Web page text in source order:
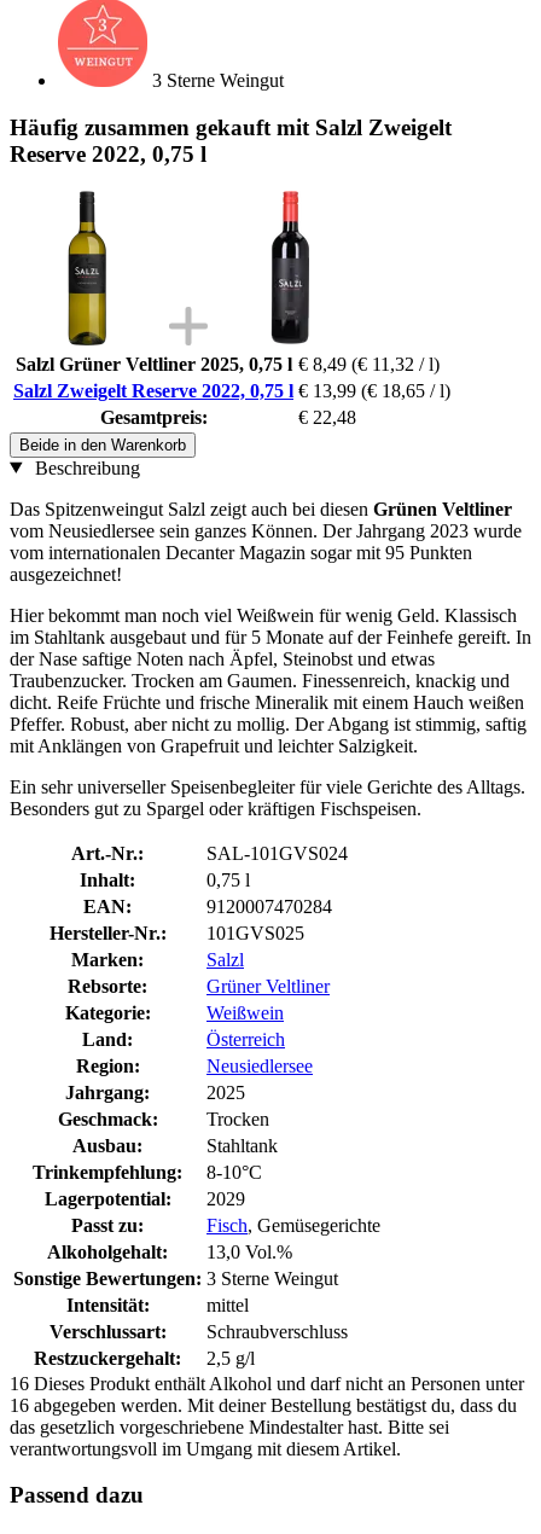
3 Sterne Weingut
Häufig zusammen gekauft mit Salzl Zweigelt
Reserve 2022, 0,75 l
Salzl Grüner Veltliner 2025, 0,75 l € 8,49 (€ 11,32 / l)
Salzl Zweigelt Reserve 2022, 0,75 l € 13,99 (€ 18,65 / l)
Gesamtpreis:
€ 22,48
Beide in den Warenkorb
Beschreibung
Das Spitzenweingut Salzl zeigt auch bei diesen Grünen Veltliner
vom Neusiedlersee sein ganzes Können. Der Jahrgang 2023 wurde
vom internationalen Decanter Magazin sogar mit 95 Punkten
ausgezeichnet!
Hier bekommt man noch viel Weißwein für wenig Geld. Klassisch
im Stahltank ausgebaut und für 5 Monate auf der Feinhefe gereift. In
der Nase saftige Noten nach Äpfel, Steinobst und etwas
Traubenzucker. Trocken am Gaumen. Finessenreich, knackig und
dicht. Reife Früchte und frische Mineralik mit einem Hauch weißen
Pfeffer. Robust, aber nicht zu mollig. Der Abgang ist stimmig, saftig
mit Anklängen von Grapefruit und leichter Salzigkeit.
Ein sehr universeller Speisenbegleiter für viele Gerichte des Alltags.
Besonders gut zu Spargel oder kräftigen Fischspeisen.
Art.-Nr.:
SAL-101GVS024
Inhalt:
0,75 l
EAN:
9120007470284
Hersteller-Nr.:
101GVS025
Marken:
Salzl
Rebsorte:
Grüner Veltliner
Kategorie:
Weißwein
Land:
Österreich
Region:
Neusiedlersee
Jahrgang:
2025
Geschmack:
Trocken
Ausbau:
Stahltank
Trinkempfehlung:
8-10°C
Lagerpotential:
2029
Passt zu:
Fisch, Gemüsegerichte
Alkoholgehalt:
13,0 Vol.%
Sonstige Bewertungen: 3 Sterne Weingut
Intensität:
mittel
Verschlussart:
Schraubverschluss
Restzuckergehalt:
2,5 g/l
16 Dieses Produkt enthält Alkohol und darf nicht an Personen unter
16 abgegeben werden. Mit deiner Bestellung bestätigst du, dass du
das gesetzlich vorgeschriebene Mindestalter hast. Bitte sei
verantwortungsvoll im Umgang mit diesem Artikel.
Passend dazu